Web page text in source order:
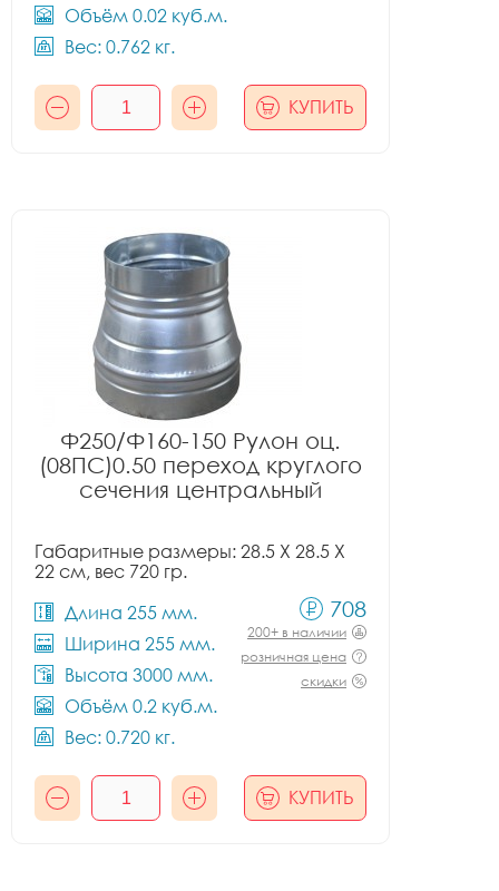
Объём 0.02 куб.м.
Вес: 0.762 кг.
КУПИТЬ
Ф250/Ф160-150 Рулон оц.
(08ПС)0.50 переход круглого
сечения центральный
Габаритные размеры: 28.5 X 28.5 X
22 см, вес 720 гр.
Длина 255 мм.
Ширина 255 мм.
Высота 3000 мм.
Объём 0.2 куб.м.
Вес: 0.720 кг.
708
200+ в наличии
розничная цена
скидки
КУПИТЬ